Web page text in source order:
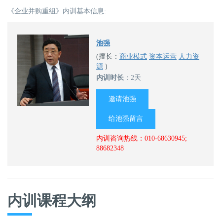
《企业并购重组》内训基本信息:
池强
(擅长： 商业模式 资本运营 人力资
源 )
内训时长 ：2天
邀请池强
给池强留言
内训咨询热线：010-68630945;
88682348
内训课程大纲